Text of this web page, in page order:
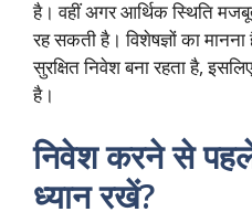
है। वहीं अगर आर्थिक स्थिति
रह सकती है। विशेषज्ञों का
सुरक्षित निवेश बना रहता है,
है।
निवेश करने से
ध्यान रखें?